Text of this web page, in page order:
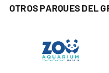
OTROS PARQUES DEL